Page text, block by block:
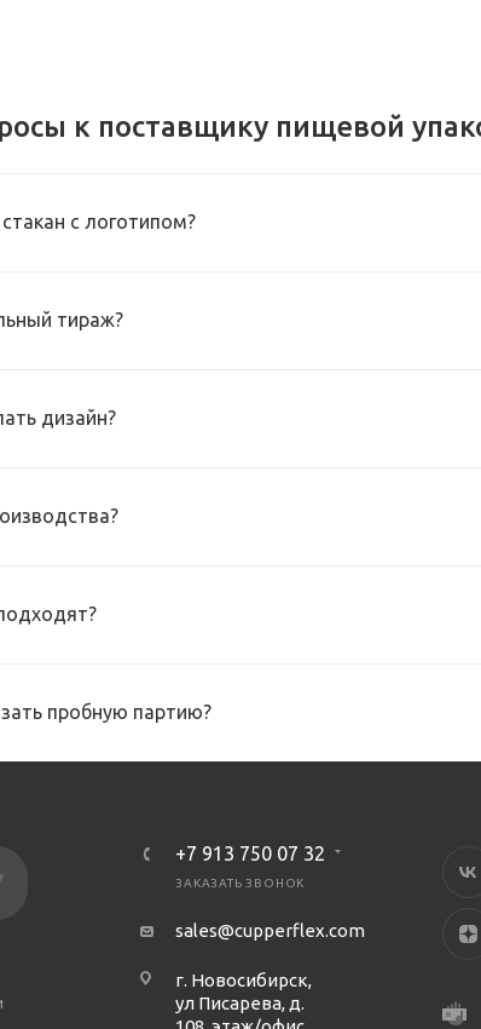
к поставщику пищевой
с логотипом?
тираж?
дизайн?
пробную партию?
+7 913 750 07 32
ЗАКАЗАТЬ ЗВОНОК
sales@cupperflex.com
г. Новосибирск,
ул Писарева, д.